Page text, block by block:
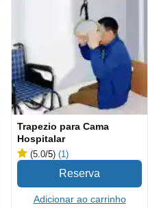
Trapezio para Cama
Hospitalar
(5.0/5) (1)
Adicionar ao carrinho